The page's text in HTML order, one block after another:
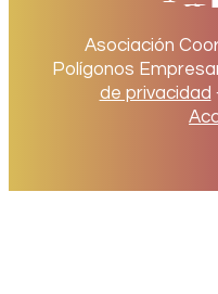
Asociación
Polígonos
de privacidad ·